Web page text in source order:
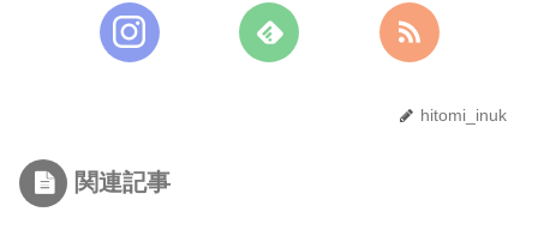
hitomi_inuk
関連記事